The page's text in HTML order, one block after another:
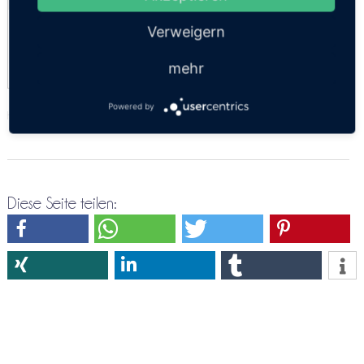
https://thailandsun.12go.asia/de/travel/Trat/Kamphaeng Phet/?z=416557
Diese Seite teilen:
Verweigern
mehr
Powered by